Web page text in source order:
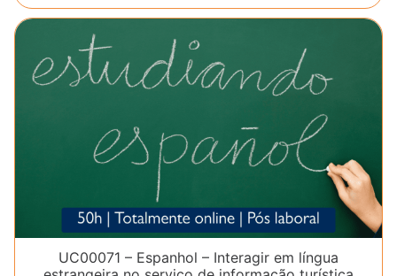
UC00071 – Espanhol – Interagir em língua